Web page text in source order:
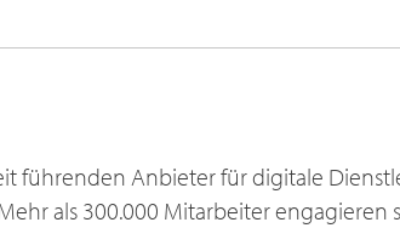
führenden Anbieter für digitale
als 300.000 Mitarbeiter engagieren